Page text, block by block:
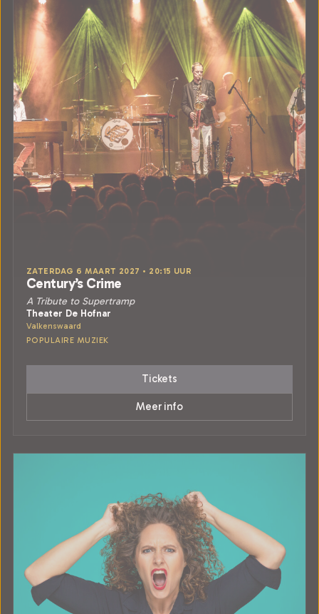
ZATERDAG 6 MAART 2027 • 20:15 UUR
Century’s Crime
A Tribute to Supertramp
Theater De Hofnar
Valkenswaard
POPULAIRE MUZIEK
Tickets
Meer info